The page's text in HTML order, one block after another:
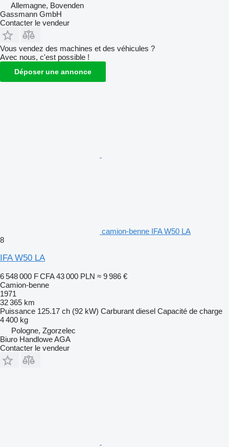
Allemagne, Bovenden
Gassmann GmbH
Contacter le vendeur
Vous vendez des machines et des véhicules ?
Avec nous, c'est possible !
Déposer une annonce
camion-benne IFA W50 LA
8
IFA W50 LA
6 548 000 F CFA 43 000 PLN ≈ 9 986 €
Camion-benne
1971
32 365 km
Puissance 125.17 ch (92 kW) Carburant diesel Capacité de charge
4 400 kg
Pologne, Zgorzelec
Biuro Handlowe AGA
Contacter le vendeur